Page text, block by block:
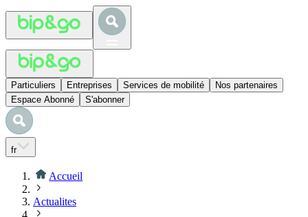
Particuliers Entreprises Services de mobilité
Nos partenaires
Espace Abonné
S'abonner
fr
Accueil
Actualites